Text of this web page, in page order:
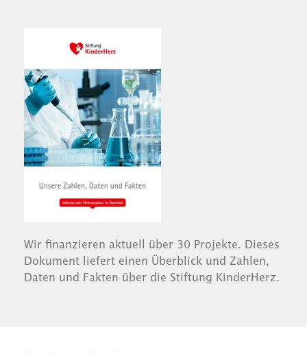
Wir finanzieren aktuell über 30 Projekte. Dieses
Dokument liefert einen Überblick und Zahlen,
Daten und Fakten über die Stiftung KinderHerz.